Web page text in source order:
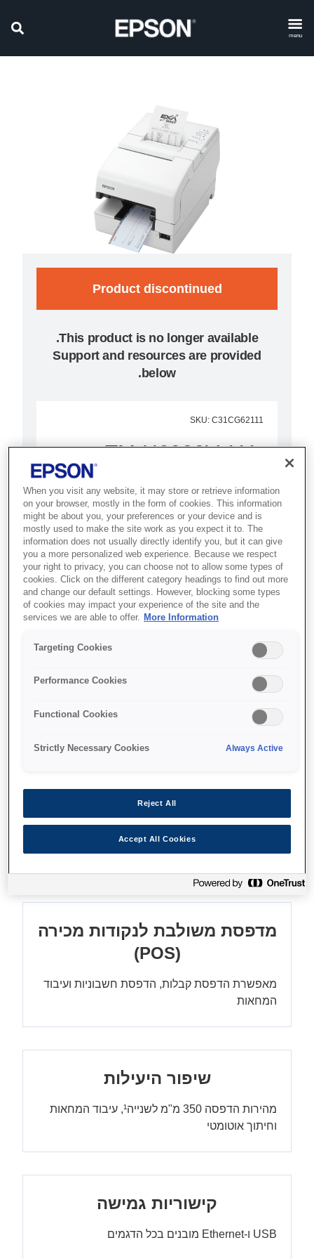
menu
Product discontinued
Support and resources are provided
below.
SKU: C31CG62111
TM-H6000V-111:
Serial, MICR, White,
PSU, EU
מדפסת משולבת לנקודות מכירה,
הכוללת מגוון תכונות בעלות כוללת
(TCO) נמוכה, ומאפשרת הדפסת
קבלות, הדפסת חשבוניות ועיבוד
המחאות – הכול ביחידה אחת
מאפיינים
מדפסת משולבת לנקודות מכירה
(POS)
מאפשרת הדפסת קבלות, הדפסת חשבוניות ועיבוד
המחאות
שיפור היעילות
מהירות הדפסה 350 מ"מ לשנייה¹, עיבוד המחאות
וחיתוך אוטומטי
קישוריות גמישה
USB ו-Ethernet מובנים בכל הדגמים
When you visit any website, it may store or retrieve information
on your browser, mostly in the form of cookies. This information
might be about you, your preferences or your device and is
mostly used to make the site work as you expect it to. The
information does not usually directly identify you, but it can give
you a more personalized web experience. Because we respect
your right to privacy, you can choose not to allow some types of
cookies. Click on the different category headings to find out more
and change our default settings. However, blocking some types
of cookies may impact your experience of the site and the
services we are able to offer. More Information
Targeting Cookies
Performance Cookies
Functional Cookies
Strictly Necessary Cookies Always Active
Reject All
Accept All Cookies